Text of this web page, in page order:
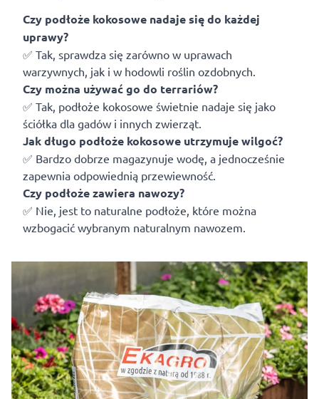
Czy podłoże kokosowe nadaje się do każdej
uprawy?
✅ Tak, sprawdza się zarówno w uprawach
warzywnych, jak i w hodowli roślin ozdobnych.
Czy można używać go do terrariów?
✅ Tak, podłoże kokosowe świetnie nadaje się jako
ściółka dla gadów i innych zwierząt.
Jak długo podłoże kokosowe utrzymuje wilgoć?
✅ Bardzo dobrze magazynuje wodę, a jednocześnie
zapewnia odpowiednią przewiewność.
Czy podłoże zawiera nawozy?
✅ Nie, jest to naturalne podłoże, które można
wzbogacić wybranym naturalnym nawozem.